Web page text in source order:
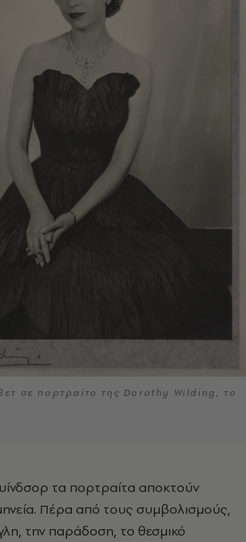
σε πορτραίτο της Dorothy Wilding, το
Πέρα από τους συμβολισμούς,
την παράδοση, το θεσμικό